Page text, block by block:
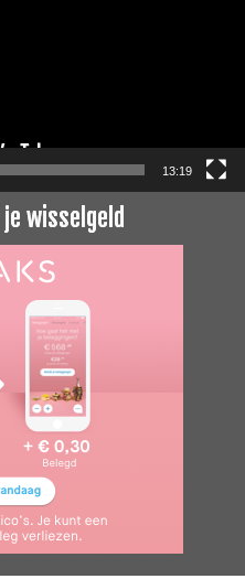
13:19
wisselgeld